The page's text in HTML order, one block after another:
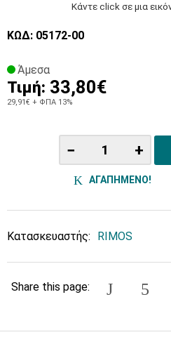
Κάντε click σε μια
ΚΩΔ: 05172-00
Άμεσα
Τιμή: 33,80€
29,91€ + ΦΠΑ 13%
− +
ΑΓΑΠΗΜΕΝΟ!
Κατασκευαστής: RIMOS
Share this page: